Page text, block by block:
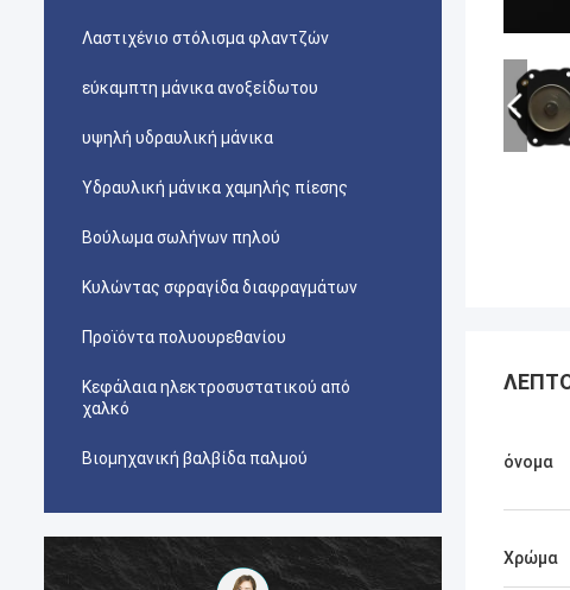
Λαστιχένιο στόλισμα φλαντζών
εύκαμπτη μάνικα ανοξείδωτου
υψηλή υδραυλική μάνικα
Υδραυλική μάνικα χαμηλής πίεσης
Βούλωμα σωλήνων πηλού
Κυλώντας σφραγίδα διαφραγμάτων
Προϊόντα πολυουρεθανίου
Κεφάλαια ηλεκτροσυστατικού από
χαλκό
Βιομηχανική βαλβίδα παλμού όνομα
Χρώμα